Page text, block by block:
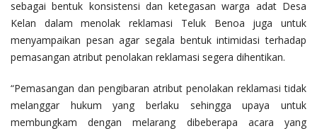
sebagai bentuk konsistensi dan ketegasan warga adat Desa
Kelan dalam menolak reklamasi Teluk Benoa juga untuk
menyampaikan pesan agar segala bentuk intimidasi terhadap
pemasangan atribut penolakan reklamasi segera dihentikan.
“Pemasangan dan pengibaran atribut penolakan reklamasi tidak
melanggar hukum yang berlaku sehingga upaya untuk
membungkam dengan melarang dibeberapa acara yang